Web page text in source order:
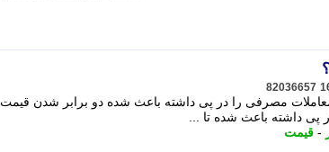
82036657
مصرفی را در پی داشته باعث شده دو برابر شدن قیمت
داشته باعث شده تا ...
- قیمت